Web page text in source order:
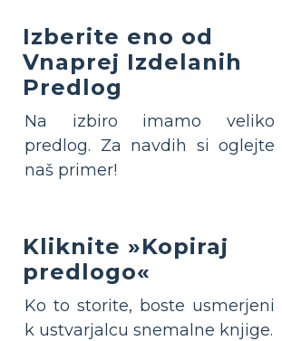
Izberite eno od
Vnaprej Izdelanih
Predlog
Na izbiro imamo veliko
predlog. Za navdih si oglejte
naš primer!
Kliknite »Kopiraj
predlogo«
Ko to storite, boste usmerjeni
k ustvarjalcu snemalne knjige.